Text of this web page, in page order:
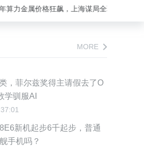
属价格狂飙，上海谋局全球定价权
MORE
，菲尔兹奖得主请假去了O
学驯服AI
新机起步6千起步，普通
手机吗？